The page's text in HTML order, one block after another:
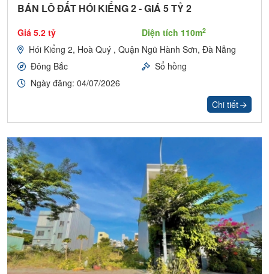
BÁN LÔ ĐẤT HÓI KIỂNG 2 - GIÁ 5 TỶ 2
Giá 5.2 tỷ Diện tích 110m2
Hói Kiểng 2, Hoà Quý , Quận Ngũ Hành Sơn, Đà Nẵng
Đông Bắc
Sổ hồng
Ngày đăng: 04/07/2026
Chi tiết